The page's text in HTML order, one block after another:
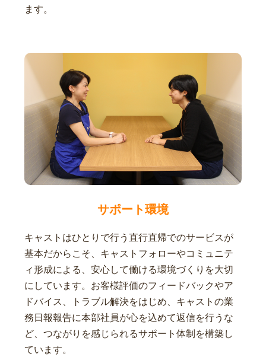
ます。
サポート環境
キャストはひとりで行う直行直帰でのサービスが
基本だからこそ、キャストフォローやコミュニテ
ィ形成による、安心して働ける環境づくりを大切
にしています。お客様評価のフィードバックやア
ドバイス、トラブル解決をはじめ、キャストの業
務日報報告に本部社員が心を込めて返信を行うな
ど、つながりを感じられるサポート体制を構築し
ています。